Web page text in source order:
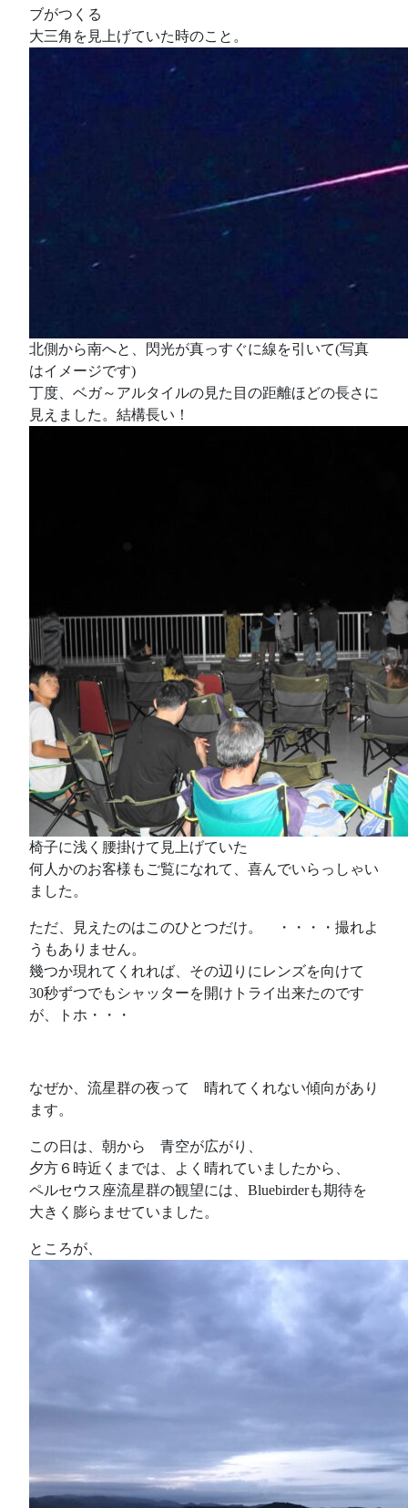
ブがつくる
大三角を見上げていた時のこと。
北側から南へと、閃光が真っすぐに線を引いて(写真
はイメージです)
丁度、ベガ～アルタイルの見た目の距離ほどの長さに
見えました。結構長い！
椅子に浅く腰掛けて見上げていた
何人かのお客様もご覧になれて、喜んでいらっしゃい
ました。
ただ、見えたのはこのひとつだけ。 ・・・・撮れよ
うもありません。
幾つか現れてくれれば、その辺りにレンズを向けて
30秒ずつでもシャッターを開けトライ出来たのです
が、トホ・・・
なぜか、流星群の夜って 晴れてくれない傾向があり
ます。
この日は、朝から 青空が広がり、
夕方６時近くまでは、よく晴れていましたから、
ペルセウス座流星群の観望には、Bluebirderも期待を
大きく膨らませていました。
ところが、